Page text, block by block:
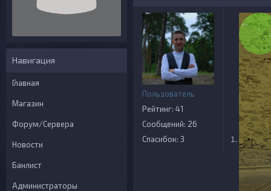
Навигация
Главная
Магазин
Форум/Сервера
Новости
Банлист
Администраторы
Пользователь
Рейтинг: 41
Сообщений: 26
Спасибок: 3